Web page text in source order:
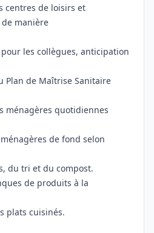
centres de loisirs et
manière
les collègues, anticipation
Plan de Maîtrise Sanitaire
ménagères quotidiennes
de fond selon
du tri et du compost.
de produits à la
plats cuisinés.